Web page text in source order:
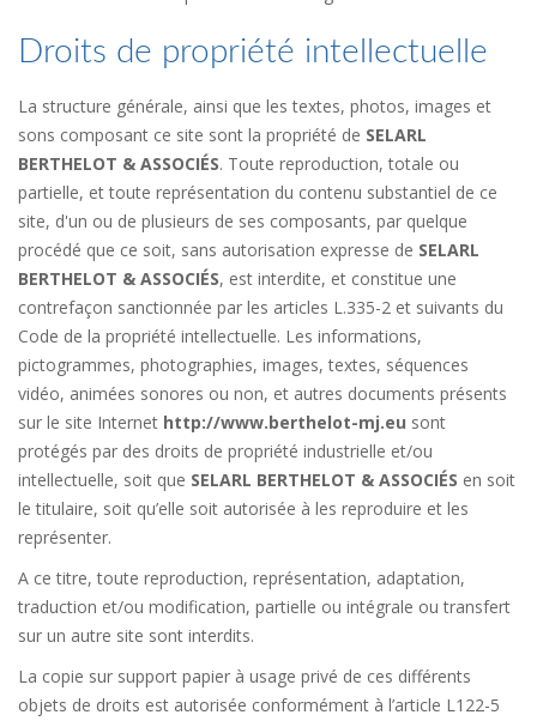
Droits de propriété intellectuelle
La structure générale, ainsi que les textes, photos, images et
sons composant ce site sont la propriété de SELARL
BERTHELOT & ASSOCIÉS. Toute reproduction, totale ou
partielle, et toute représentation du contenu substantiel de ce
site, d'un ou de plusieurs de ses composants, par quelque
procédé que ce soit, sans autorisation expresse de SELARL
BERTHELOT & ASSOCIÉS, est interdite, et constitue une
contrefaçon sanctionnée par les articles L.335-2 et suivants du
Code de la propriété intellectuelle. Les informations,
pictogrammes, photographies, images, textes, séquences
vidéo, animées sonores ou non, et autres documents présents
sur le site Internet http://www.berthelot-mj.eu sont
protégés par des droits de propriété industrielle et/ou
intellectuelle, soit que SELARL BERTHELOT & ASSOCIÉS en soit
le titulaire, soit qu’elle soit autorisée à les reproduire et les
représenter.
A ce titre, toute reproduction, représentation, adaptation,
traduction et/ou modification, partielle ou intégrale ou transfert
sur un autre site sont interdits.
La copie sur support papier à usage privé de ces différents
objets de droits est autorisée conformément à l’article L122-5